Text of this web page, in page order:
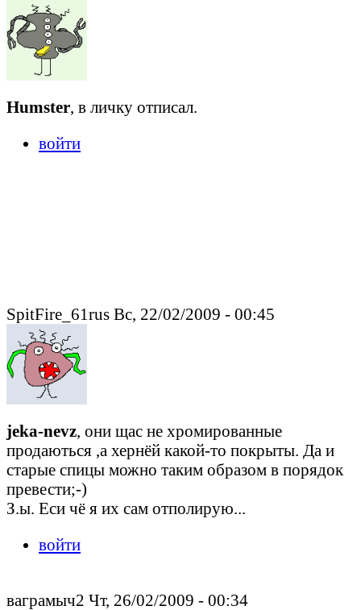
Humster, в личку отписал.
войти
SpitFire_61rus Вс, 22/02/2009 - 00:45
jeka-nevz, они щас не хромированные
продаються ,а хернёй какой-то покрыты. Да и
старые спицы можно таким образом в порядок
превести;-)
З.ы. Еси чё я их сам отполирую...
войти
ваграмыч2 Чт, 26/02/2009 - 00:34